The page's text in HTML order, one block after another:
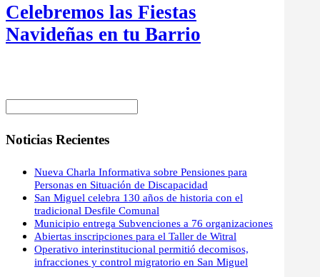
Celebremos las Fiestas
Navideñas en tu Barrio
Noticias Recientes
Nueva Charla Informativa sobre Pensiones para
Personas en Situación de Discapacidad
San Miguel celebra 130 años de historia con el
tradicional Desfile Comunal
Municipio entrega Subvenciones a 76 organizaciones
Abiertas inscripciones para el Taller de Witral
Operativo interinstitucional permitió decomisos,
infracciones y control migratorio en San Miguel